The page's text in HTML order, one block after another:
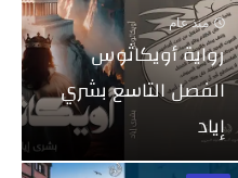
منذ عام
رواية أويكاثوس
الفصل التاسع بشري
إياد